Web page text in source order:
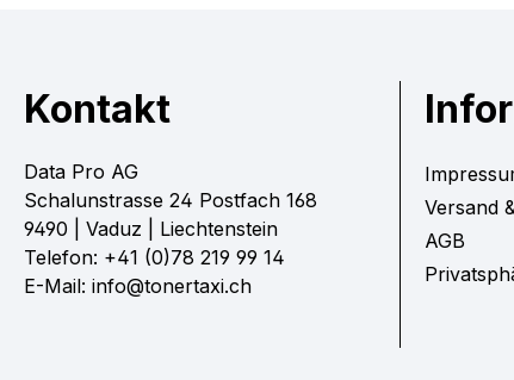
Kontakt
Data Pro AG
Schalunstrasse 24 Postfach 168
9490 | Vaduz | Liechtenstein
Telefon: +41 (0)78 219 99 14
E-Mail: info@tonertaxi.ch
Versand
AGB